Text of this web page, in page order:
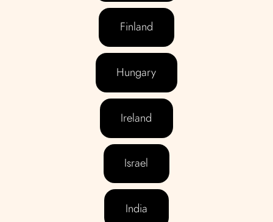
Finland
Hungary
Ireland
Israel
India